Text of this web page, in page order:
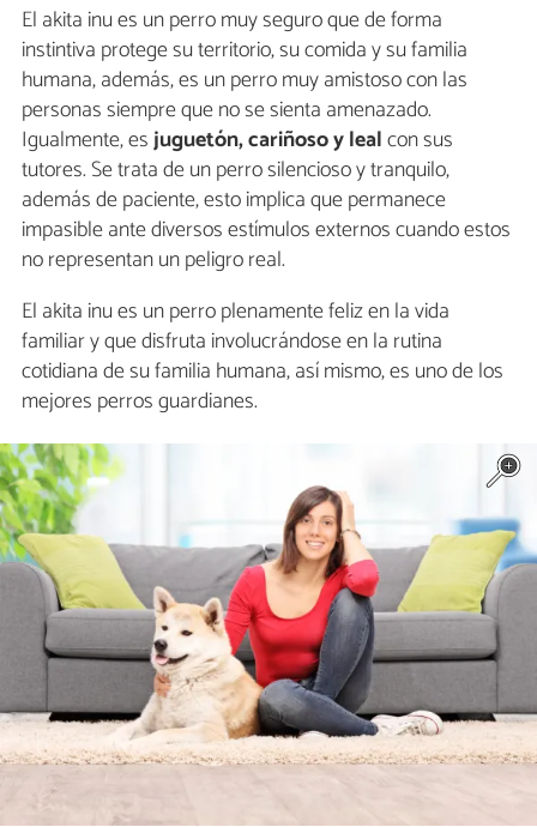
El akita inu es un perro muy seguro que de forma
instintiva protege su territorio, su comida y su familia
humana, además, es un perro muy amistoso con las
personas siempre que no se sienta amenazado.
Igualmente, esjuguetón, cariñoso y lealcon sus
tutores. Se trata de un perro silencioso y tranquilo,
además de paciente, esto implica que permanece
impasible ante diversos estímulos externos cuando estos
no representan un peligro real.
El akita inu es un perro plenamente feliz en la vida
familiar y que disfruta involucrándose en la rutina
cotidiana de su familia humana, así mismo, es uno de los
mejores perros guardianes.